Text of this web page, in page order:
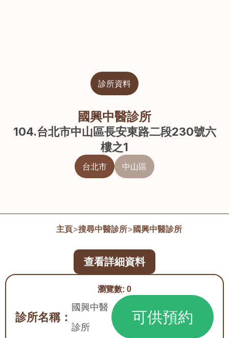
診所資料
國興中醫診所
104.台北市中山區長安東路二段230號六
樓之1
台北市 中山區
主頁>搜尋中醫診所> 國興中醫診所
瀏覽數: 0
診所名稱：
國興中醫
診所
可供預約
查看詳細資料